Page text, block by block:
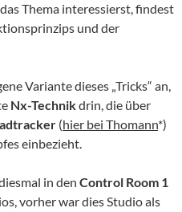
Thema interessierst, findest
und der
Variante dieses „Tricks“ an,
Nx-Technikdrin, die über
(hier bei Thomann*)
einbezieht.
in den Control Room 1
vorher war dies Studio als